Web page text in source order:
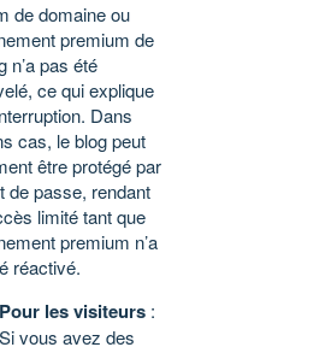
de domaine ou
premium de
n’a pas été
ce qui explique
Dans
cas, le blog peut
être protégé par
de passe, rendant
limité tant que
premium n’a
réactivé.
Pour les visiteurs :
Si vous avez des